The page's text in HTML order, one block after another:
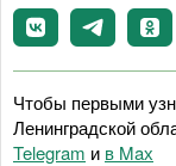
Чтобы первыми
Ленинградской
Telegram и в Maх